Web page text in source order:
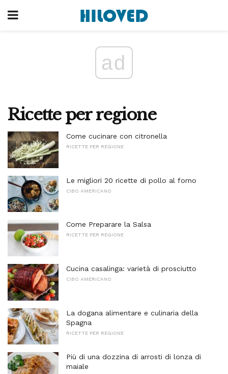
ad
Ricette per regione
Come cucinare con citronella
RICETTE PER REGIONE
Le migliori 20 ricette di pollo al forno
CIBO AMERICANO
Come Preparare la Salsa
RICETTE PER REGIONE
Cucina casalinga: varietà di prosciutto
CIBO AMERICANO
La dogana alimentare e culinaria della
Spagna
RICETTE PER REGIONE
Più di una dozzina di arrosti di lonza di
maiale